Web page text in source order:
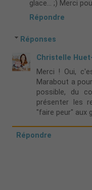
glace... ;) Merci
Répondre
Réponses
Christelle
Merci ! Oui,
Marabout a
possible, du
présenter les
"faire peur" aux
Répondre